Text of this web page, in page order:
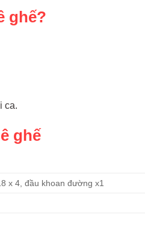
ghế?
ca.
ghế
x 4, đầu khoan đường x1